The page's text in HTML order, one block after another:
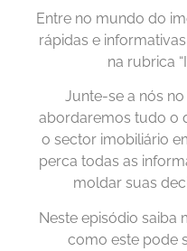
Entre no mundo do
rápidas e
na rubrica
Junte-se a nós no
abordaremos tudo o
o sector imobiliário
perca todas as
moldar suas
Neste episódio saiba
como este pode